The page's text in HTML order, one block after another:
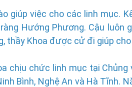
giúp việc cho các linh mục.
Hướng Phương. Cậu
thầy Khoa được cử đi giúp
chịu chức linh mục tại
Bình, Nghệ An và Hà Tĩnh.